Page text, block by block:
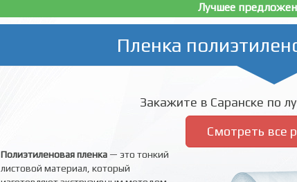
Лучшее
Пленка
Закажите в Саранске по
Смотреть все
Полиэтиленовая пленка — это тонкий
листовой материал, который